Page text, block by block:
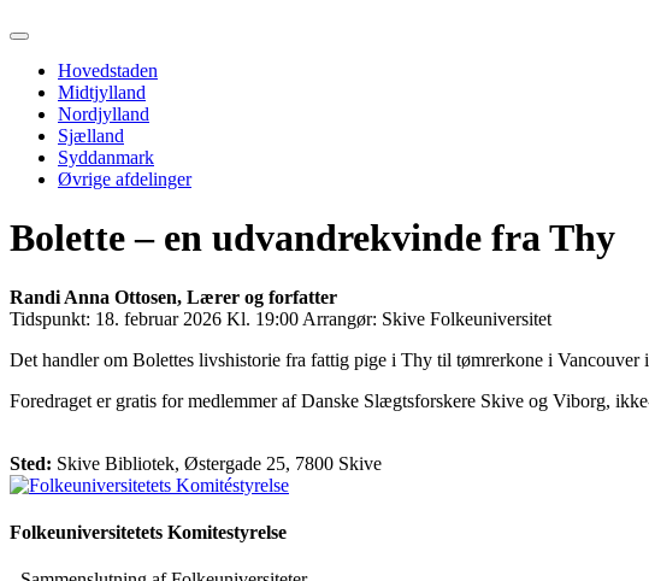
Primary
Hovedstaden
Midtjylland
Nordjylland
Sjælland
Syddanmark
Øvrige afdelinger
Bolette – en udvandrekvinde fra Thy
Randi Anna Ottosen, Lærer og forfatter
Tidspunkt: 18. februar 2026 Kl. 19:00 Arrangør: Skive Folkeuniversitet
Det handler om Bolettes livshistorie fra fattig pige i Thy til tømrerkone i
Foredraget er gratis for medlemmer af Danske Slægtsforskere Skive og Viborg,
Sted: Skive Bibliotek, Østergade 25, 7800 Skive
Folkeuniversitetets Komitestyrelse